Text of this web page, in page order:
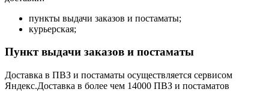
пункты выдачи заказов и постаматы;
курьерская;
Пункт выдачи заказов и постаматы
Доставка в ПВЗ и постаматы осуществляется сервисом
Яндекс.Доставка в более чем 14000 ПВЗ и постаматов